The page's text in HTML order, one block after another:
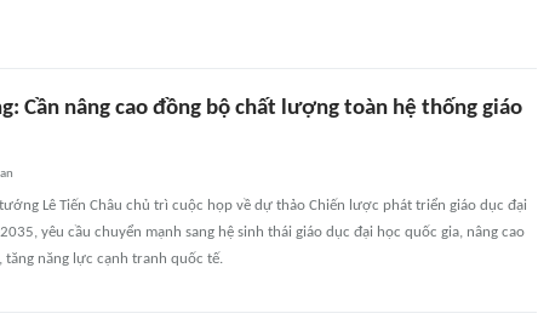
Cần nâng cao đồng bộ chất lượng toàn hệ thống giáo
Lê Tiến Châu chủ trì cuộc họp về dự thảo Chiến lược phát triển giáo dục đại
yêu cầu chuyển mạnh sang hệ sinh thái giáo dục đại học quốc gia, nâng cao
năng lực cạnh tranh quốc tế.